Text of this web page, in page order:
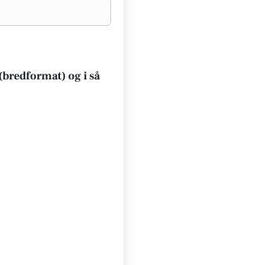
og i så